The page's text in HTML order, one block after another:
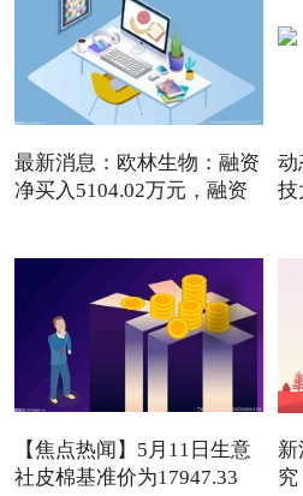
最新消息：欧林生物：融资
净买入5104.02万元，融资
动
技
【焦点热闻】5月11日生意
社皮棉基准价为17947.33